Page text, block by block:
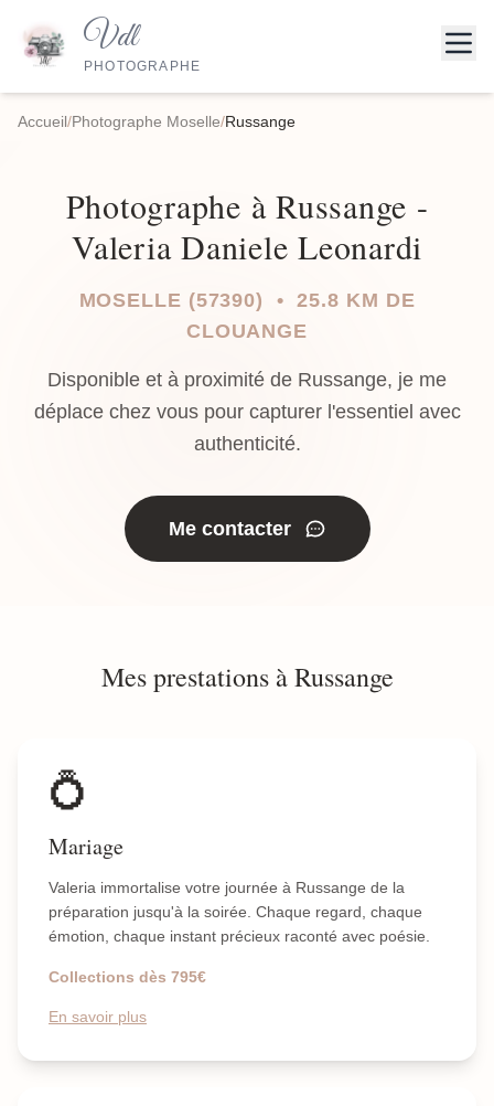
Vdl
PHOTOGRAPHE
Accueil/Photographe Moselle/Russange
Photographe à Russange -
Valeria Daniele Leonardi
MOSELLE (57390) • 25.8 KM DE
CLOUANGE
Disponible et à proximité de Russange, je me
déplace chez vous pour capturer l'essentiel avec
authenticité.
Me contacter
Mes prestations à Russange
💍
Mariage
Valeria immortalise votre journée à Russange de la
préparation jusqu'à la soirée. Chaque regard, chaque
émotion, chaque instant précieux raconté avec poésie.
Collections dès 795€
En savoir plus